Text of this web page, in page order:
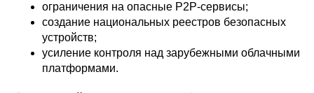
ограничения на опасные P2P-сервисы;
создание национальных реестров безопасных
устройств;
усиление контроля над зарубежными облачными
платформами.